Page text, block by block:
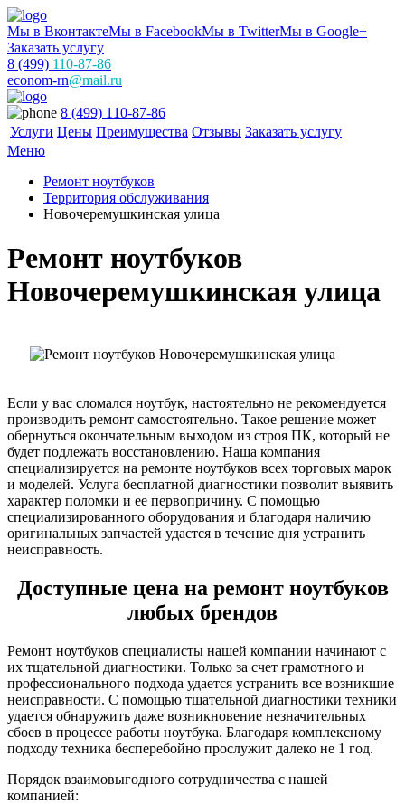
Мы в ВконтактеМы в FacebookМы в TwitterМы в Google+
Заказать услугу
8 (499) 110-87-86
econom-rn@mail.ru
8 (499) 110-87-86
Услуги Цены Преимущества Отзывы Заказать услугу
Меню
Ремонт ноутбуков
Территория обслуживания
Новочеремушкинская улица
Ремонт ноутбуков
Новочеремушкинская улица
Если у вас сломался ноутбук, настоятельно не рекомендуется
производить ремонт самостоятельно. Такое решение может
обернуться окончательным выходом из строя ПК, который не
будет подлежать восстановлению. Наша компания
специализируется на ремонте ноутбуков всех торговых марок
и моделей. Услуга бесплатной диагностики позволит выявить
характер поломки и ее первопричину. С помощью
специализированного оборудования и благодаря наличию
оригинальных запчастей удастся в течение дня устранить
неисправность.
Доступные цена на ремонт ноутбуков
любых брендов
Ремонт ноутбуков специалисты нашей компании начинают с
их тщательной диагностики. Только за счет грамотного и
профессионального подхода удается устранить все возникшие
неисправности. С помощью тщательной диагностики техники
удается обнаружить даже возникновение незначительных
сбоев в процессе работы ноутбука. Благодаря комплексному
подходу техника бесперебойно прослужит далеко не 1 год.
Порядок взаимовыгодного сотрудничества с нашей
компанией: